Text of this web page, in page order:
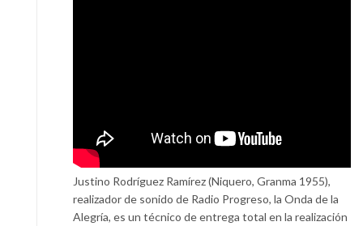
Justino Rodríguez Ramírez (Niquero, Granma 1955),
realizador de sonido de Radio Progreso, la Onda de la
Alegría, es un técnico de entrega total en la realización